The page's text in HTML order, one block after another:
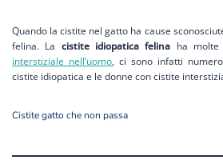
Quando la cistite nel gatto ha cause
felina. La cistite idiopatica felina ha
interstiziale nell’uomo, ci sono infatti
cistite idiopatica e le donne con cistite
Cistite gatto che non passa